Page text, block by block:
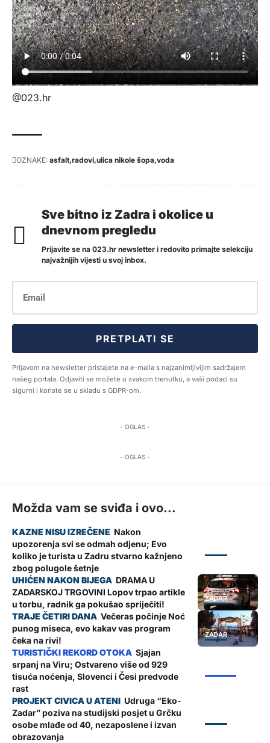
@023.hr
OZNAKE: asfalt radovi ulica nikole šopa voda
Sve bitno iz Zadra i okolice u
dnevnom pregledu
Prijavite se na 023.hr newsletter i redovito primajte selekciju
najvažnijih vijesti u svoj inbox.
PRETPLATI SE
Prijavom na newsletter pristajete na e-maila s najzanimljivijim sadržajem
našeg portala. Odjaviti se možete u svakom trenutku, a vaši podaci su
sigurni i koriste se u skladu s GDPR-om.
- OGLAS -
- OGLAS -
Možda vam se sviđa i ovo...
Nakon
upozorenja svi se odmah odjenu; Evo
koliko je turista u Zadru stvarno kažnjeno
zbog polugole šetnje
ZADAR
DRAMA U
ZADARSKOJ TRGOVINI Lopov trpao artikle
u torbu, radnik ga pokušao spriječiti!
ZADAR
Večeras počinje Noć
punog miseca, evo kakav vas program
čeka na rivi!
Sjajan
srpanj na Viru; Ostvareno više od 929
tisuća noćenja, Slovenci i Česi predvode
rast
Udruga “Eko-
Zadar” poziva na studijski posjet u Grčku
osobe mlađe od 40, nezaposlene i izvan
obrazovanja